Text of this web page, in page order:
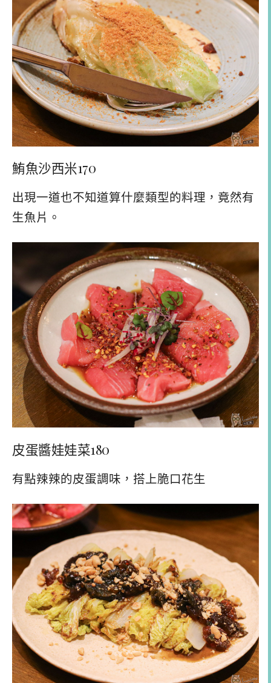
鮪魚沙西米170
出現一道也不知道算什麼類型的料理，竟然有
生魚片。
皮蛋醬娃娃菜180
有點辣辣的皮蛋調味，搭上脆口花生